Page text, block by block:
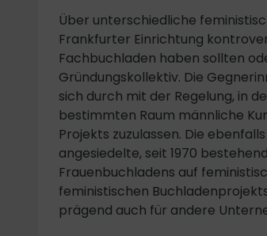
Über unterschiedliche
Frankfurter Einrichtung
Fachbuchladen haben sollten
Gründungskollektiv. Die
sich durch mit der Regelung, in
bestimmten Raum männliche
Projekts zuzulassen. Die
angesiedelte, seit 1970
Frauenbuchladens auf
feministischen
prägend auch für andere